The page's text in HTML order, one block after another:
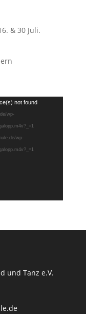
& 30 Juli.
not found
wp-
wp-
und Tanz e.V.